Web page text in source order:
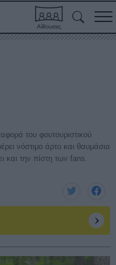
Αίθουσες
του φουτουριστικού
νόστιμο άρτο και θαυμάσια
και την πίστη των fans.